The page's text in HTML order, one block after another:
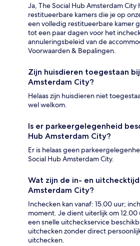
Ja, The Social Hub Amsterdam
restitueerbare kamers die je op
een volledig restitueerbare kamer
tot een paar dagen voor het
annuleringsbeleid van de
Voorwaarden & Bepalingen.
Zijn huisdieren toegestaan
Amsterdam City?
Helaas zijn huisdieren niet
wel welkom.
Is er parkeergelegenheid
Hub Amsterdam City?
Er is helaas geen
Social Hub Amsterdam City.
Wat zijn de in- en
Amsterdam City?
Inchecken kan vanaf: 15.00 uur;
moment. Je dient uiterlijk om 12.00
een snelle uitcheckservice
uitchecken zonder direct
uitchecken.